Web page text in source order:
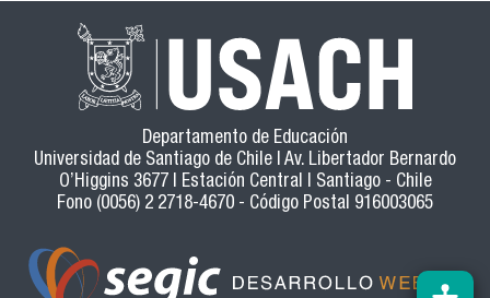
Departamento de Educación
Universidad de Santiago de Chile | Av. Libertador Bernardo
O’Higgins 3677 | Estación Central | Santiago - Chile
Fono (0056) 2 2718-4670 - Código Postal 916003065